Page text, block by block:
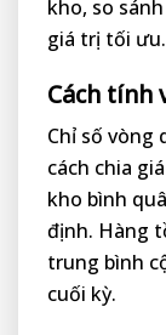
kho, so
giá trị tối ưu.
Cách tính
Chỉ số vòng
cách chia
kho bình
định. Hàng
trung bình
cuối kỳ.